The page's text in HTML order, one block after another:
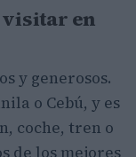
visitar en
y generosos.
o Cebú, y es
coche, tren o
de los mejores